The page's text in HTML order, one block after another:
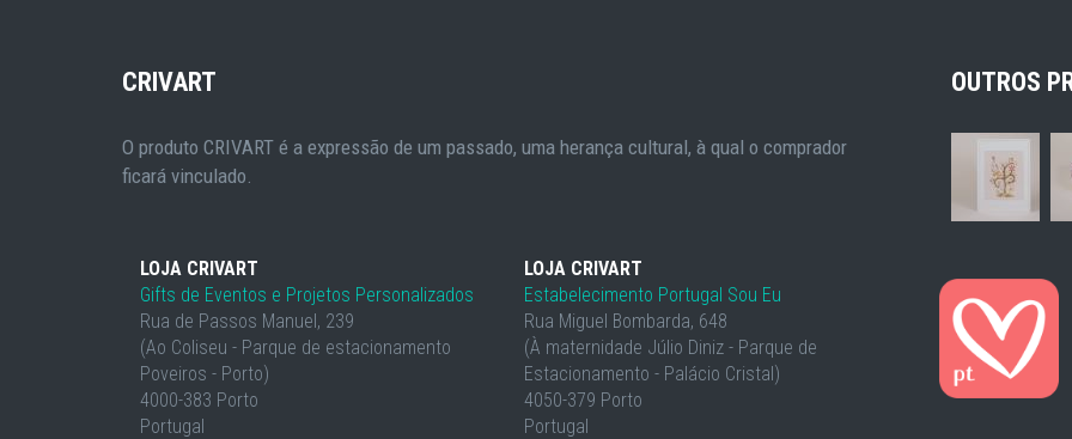
CRIVART
O produto CRIVART é a expressão de um passado, uma herança cultural, à qual o comprador
ficará vinculado.
LOJA CRIVART
Gifts de Eventos e Projetos Personalizados
Rua de Passos Manuel, 239
(Ao Coliseu - Parque de estacionamento
Poveiros - Porto)
4000-383 Porto
Portugal
LOJA CRIVART
Estabelecimento Portugal Sou Eu
Rua Miguel Bombarda, 648
(À maternidade Júlio Diniz - Parque de
Estacionamento - Palácio Cristal)
4050-379 Porto
Portugal
OUTROS